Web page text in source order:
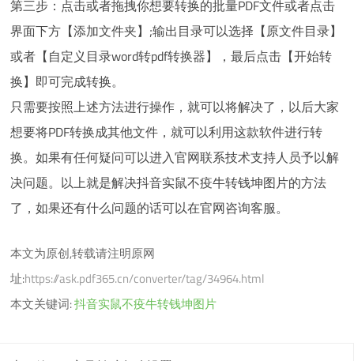
第三步：点击或者拖拽你想要转换的批量PDF文件或者点击
界面下方【添加文件夹】;输出目录可以选择【原文件目录】
或者【自定义目录word转pdf转换器】，最后点击【开始转
换】即可完成转换。
只需要按照上述方法进行操作，就可以将解决了，以后大家
想要将PDF转换成其他文件，就可以利用这款软件进行转
换。如果有任何疑问可以进入官网联系技术支持人员予以解
决问题。以上就是解决抖音实鼠不疫牛转钱坤图片的方法
了，如果还有什么问题的话可以在官网咨询客服。
本文为原创,转载请注明原网
址:https://ask.pdf365.cn/converter/tag/34964.html
本文关键词:抖音实鼠不疫牛转钱坤图片